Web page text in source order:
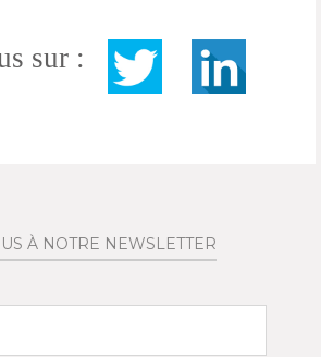
sur :
À NOTRE NEWSLETTER